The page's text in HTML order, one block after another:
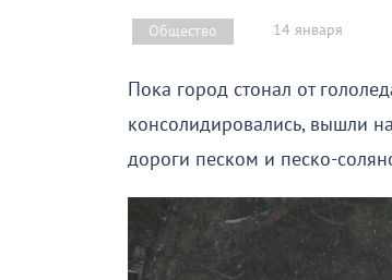
Общество 14 января
Пока город стонал от
консолидировались, вышли
дороги песком и песко-